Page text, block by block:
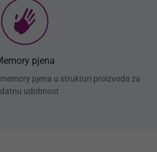
pjena
pjena u strukturi proizvoda za
udobnost